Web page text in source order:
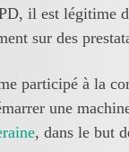
il est légitime
sur des
participé à la
une
, dans le but